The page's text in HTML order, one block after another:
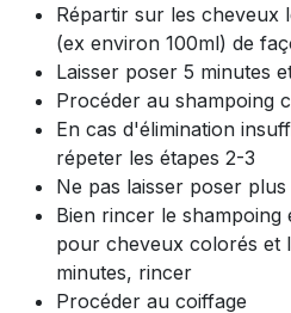
Répartir sur les cheveux
(ex environ 100ml) de
Laisser poser 5 minutes
Procéder au shampoing
En cas d'élimination
répeter les étapes 2-3
Ne pas laisser poser plus
Bien rincer le
pour cheveux colorés et
minutes, rincer
Procéder au coiffage